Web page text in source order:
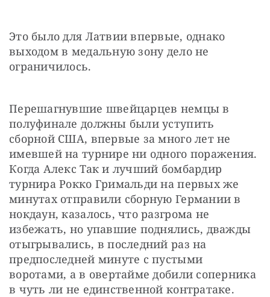
Это было для Латвии впервые, однако
выходом в медальную зону дело не
ограничилось.
Перешагнувшие швейцарцев немцы в
полуфинале должны были уступить
сборной США, впервые за много лет не
имевшей на турнире ни одного поражения.
Когда Алекс Так и лучший бомбардир
турнира Рокко Гримальди на первых же
минутах отправили сборную Германии в
нокдаун, казалось, что разгрома не
избежать, но упавшие поднялись, дважды
отыгрывались, в последний раз на
предпоследней минуте с пустыми
воротами, а в овертайме добили соперника
в чуть ли не единственной контратаке.